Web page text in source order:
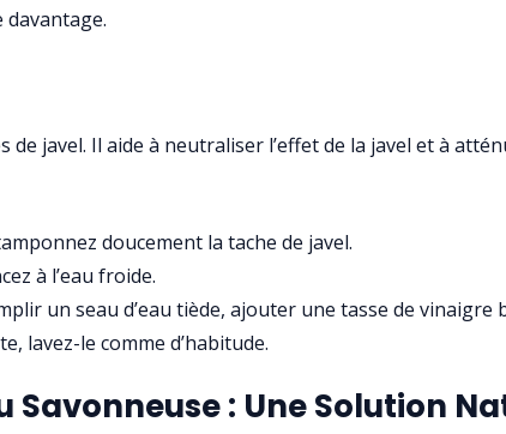
davantage.
javel. Il aide à neutraliser l’effet de la javel et à
doucement la tache de javel.
à l’eau froide.
un seau d’eau tiède, ajouter une tasse de vinaigre
lavez-le comme d’habitude.
Savonneuse : Une Solution